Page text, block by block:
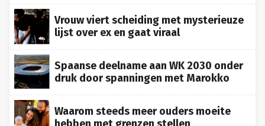
Vrouw viert scheiding met mysterieuze
lijst over ex en gaat viraal
Spaanse deelname aan WK 2030 onder
druk door spanningen met Marokko
Waarom steeds meer ouders moeite
hebben met grenzen stellen